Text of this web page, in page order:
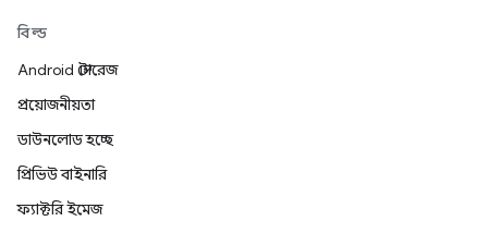
বিল্ড
Android স্টোরেজ
প্রয়োজনীয়তা
ডাউনলোড হচ্ছে
প্রিভিউ বাইনারি
ফ্যাক্টরি ইমেজ